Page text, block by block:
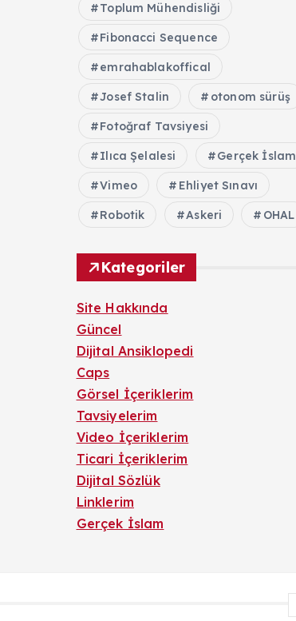
Toplum Mühendisliği
Fibonacci Sequence
emrahablakoffical
Josef Stalin otonom sürüş
Fotoğraf Tavsiyesi
Ilıca Şelalesi Gerçek İslam
Vimeo Ehliyet Sınavı
Robotik Askeri OHAL
Kategoriler
Site Hakkında
Güncel
Dijital Ansiklopedi
Caps
Görsel İçeriklerim
Tavsiyelerim
Video İçeriklerim
Ticari İçeriklerim
Dijital Sözlük
Linklerim
Gerçek İslam